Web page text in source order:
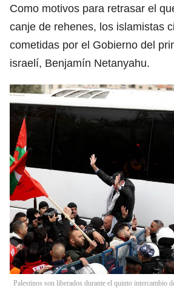
Como motivos para retrasar el
canje de rehenes, los islamistas
cometidas por el Gobierno del
israelí, Benjamín Netanyahu.
Palestinos son liberados durante el quinto intercambio